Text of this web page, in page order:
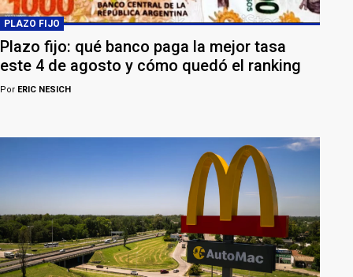
PLAZO FIJO
Plazo fijo: qué banco paga la mejor tasa
este 4 de agosto y cómo quedó el ranking
Por ERIC NESICH